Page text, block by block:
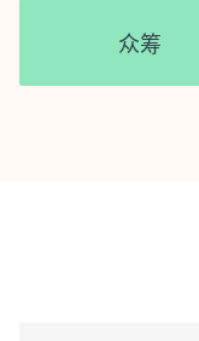
众筹